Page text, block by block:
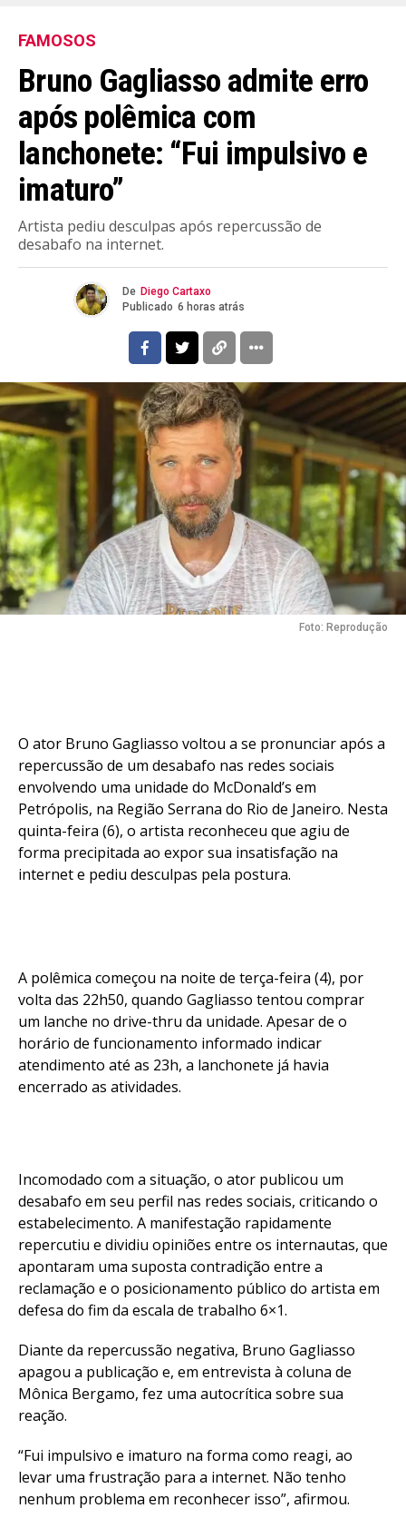
FAMOSOS
Bruno Gagliasso admite erro
após polêmica com
lanchonete: “Fui impulsivo e
imaturo”
Artista pediu desculpas após repercussão de
desabafo na internet.
De Diego Cartaxo
Publicado 6 horas atrás
Foto: Reprodução
O ator Bruno Gagliasso voltou a se pronunciar após a
repercussão de um desabafo nas redes sociais
envolvendo uma unidade do McDonald’s em
Petrópolis, na Região Serrana do Rio de Janeiro. Nesta
quinta-feira (6), o artista reconheceu que agiu de
forma precipitada ao expor sua insatisfação na
internet e pediu desculpas pela postura.
A polêmica começou na noite de terça-feira (4), por
volta das 22h50, quando Gagliasso tentou comprar
um lanche no drive-thru da unidade. Apesar de o
horário de funcionamento informado indicar
atendimento até as 23h, a lanchonete já havia
encerrado as atividades.
Incomodado com a situação, o ator publicou um
desabafo em seu perfil nas redes sociais, criticando o
estabelecimento. A manifestação rapidamente
repercutiu e dividiu opiniões entre os internautas, que
apontaram uma suposta contradição entre a
reclamação e o posicionamento público do artista em
defesa do fim da escala de trabalho 6×1.
Diante da repercussão negativa, Bruno Gagliasso
apagou a publicação e, em entrevista à coluna de
Mônica Bergamo, fez uma autocrítica sobre sua
reação.
“Fui impulsivo e imaturo na forma como reagi, ao
levar uma frustração para a internet. Não tenho
nenhum problema em reconhecer isso”, afirmou.